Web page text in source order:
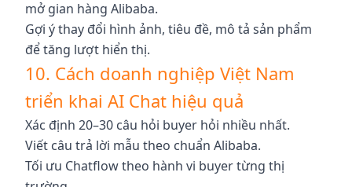
mở gian hàng Alibaba.
Gợi ý thay đổi hình ảnh, tiêu đề, mô tả sản phẩm
để tăng lượt hiển thị.
10. Cách doanh nghiệp Việt Nam
triển khai AI Chat hiệu quả
Xác định 20–30 câu hỏi buyer hỏi nhiều nhất.
Viết câu trả lời mẫu theo chuẩn Alibaba.
Tối ưu Chatflow theo hành vi buyer từng thị